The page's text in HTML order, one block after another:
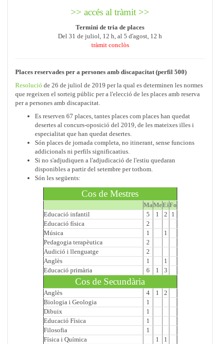
>> accés al tràmit >>
Termini de tria de places
Del 31 de juliol, 12 h, al 5 d'agost, 12 h
tràmit conclòs
Places reservades per a persones amb discapacitat (perfil 500)
Resolució de 26 de juliol de 2019 per la qual es determinen les normes
que regeixen el sorteig públic per a l'elecció de les places amb reserva
per a persones amb discapacitat.
Es reserven 67 places, tantes places com places han quedat
desertes al concurs-oposició del 2019, de les mateixes illes i
especialitat que han quedat desertes.
Són places de jornada completa, no itinerant, sense funcions
addicionals ni perfils significaatius.
Si no s'adjudiquen a l'adjudicació de l'estiu quedaran
disponibles a partir del setembre per tothom.
Són les següents:
Cos de Mestres
MaMeEiFo
Educació infantil
5 1 2
1
Educació física
2
Música
1
1
Pedagogia terapèutica
2
Audició i llenguatge
2
Anglès
1
1
Educació primària
6 1 3
Cos de Secundària
Anglès 4 1
2
Biologia i Geologia
1
Dibuix
1
Educació Física
1
Filosofia
1
Física i Química
1
1